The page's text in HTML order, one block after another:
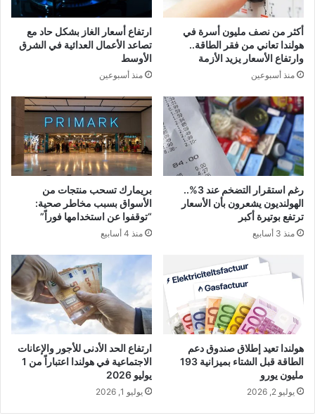
أكثر من نصف مليون أسرة في
هولندا تعاني من فقر الطاقة..
وارتفاع الأسعار يزيد الأزمة
منذ أسبوعين
ارتفاع أسعار الغاز بشكل حاد مع
تصاعد الأعمال العدائية في الشرق
الأوسط
منذ أسبوعين
رغم استقرار التضخم عند 3%..
الهولنديون يشعرون بأن الأسعار
ترتفع بوتيرة أكبر
منذ 3 أسابيع
بريمارك تسحب منتجات من
الأسواق بسبب مخاطر صحية:
“توقفوا عن استخدامها فوراً”
منذ 4 أسابيع
هولندا تعيد إطلاق صندوق دعم
الطاقة قبل الشتاء بميزانية 193
مليون يورو
يوليو 2, 2026
ارتفاع الحد الأدنى للأجور والإعانات
الاجتماعية في هولندا اعتباراً من 1
يوليو 2026
يوليو 1, 2026